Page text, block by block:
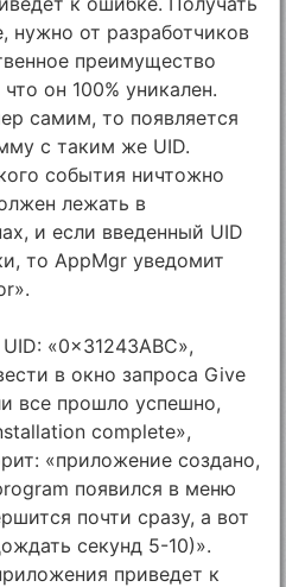
нужно от разработчиков
преимущество
он 100% уникален.
самим, то появляется
с таким же UID.
события ничтожно
лежать в
и если введенный UID
то AppMgr уведомит
«0x31243ABC»,
в окно запроса Give
все прошло успешно,
complete»,
«приложение создано,
появился в меню
почти сразу, а вот
секунд 5-10)».
приведет к